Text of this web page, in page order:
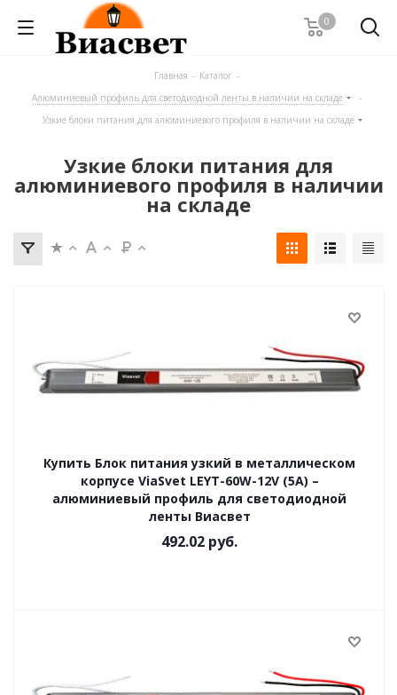
0
Главная - Каталог -
Алюминиевый профиль для светодиодной ленты в наличии на складе
-
Узкие блоки питания для алюминиевого профиля в наличии на складе
Узкие блоки питания для
алюминиевого профиля в наличии
на складе
Купить Блок питания узкий в металлическом
корпусе ViaSvet LEYT-60W-12V (5A) –
алюминиевый профиль для светодиодной
ленты Виасвет
492.02 руб.